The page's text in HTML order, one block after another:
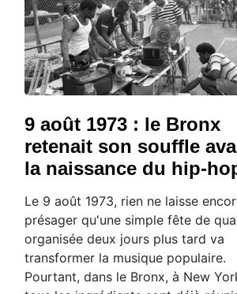
9 août 1973 : le Bronx
retenait son souffle
la naissance du hip-
Le 9 août 1973, rien ne laisse
présager qu'une simple fête de
organisée deux jours plus tard va
transformer la musique populaire.
Pourtant, dans le Bronx, à New